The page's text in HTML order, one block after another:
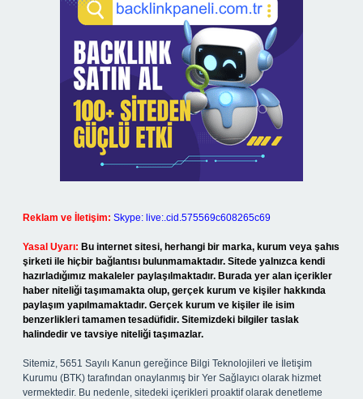
Reklam ve İletişim: Skype: live:.cid.575569c608265c69
Yasal Uyarı: Bu internet sitesi, herhangi bir marka, kurum veya şahıs
şirketi ile hiçbir bağlantısı bulunmamaktadır. Sitede yalnızca kendi
hazırladığımız makaleler paylaşılmaktadır. Burada yer alan içerikler
haber niteliği taşımamakta olup, gerçek kurum ve kişiler hakkında
paylaşım yapılmamaktadır. Gerçek kurum ve kişiler ile isim
benzerlikleri tamamen tesadüfidir. Sitemizdeki bilgiler taslak
halindedir ve tavsiye niteliği taşımazlar.
Sitemiz, 5651 Sayılı Kanun gereğince Bilgi Teknolojileri ve İletişim
Kurumu (BTK) tarafından onaylanmış bir Yer Sağlayıcı olarak hizmet
vermektedir. Bu nedenle, sitedeki içerikleri proaktif olarak denetleme